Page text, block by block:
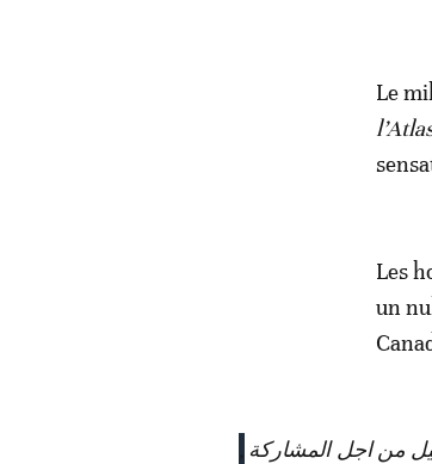
Le
Les
un
من اجل المشاركة ,